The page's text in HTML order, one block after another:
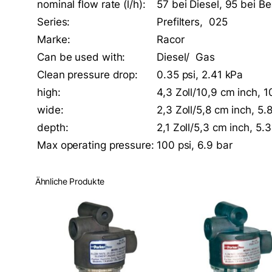
nominal flow rate (l/h):
57 bei Diesel, 95 bei
Series:
Prefilters, 025
Marke:
Racor
Can be used with:
Diesel/ Gas
Clean pressure drop:
0.35 psi, 2.41 kPa
high:
4,3 Zoll/10,9 cm inch,
wide:
2,3 Zoll/5,8 cm inch,
depth:
2,1 Zoll/5,3 cm inch,
Max operating pressure: 100 psi, 6.9 bar
Ähnliche Produkte